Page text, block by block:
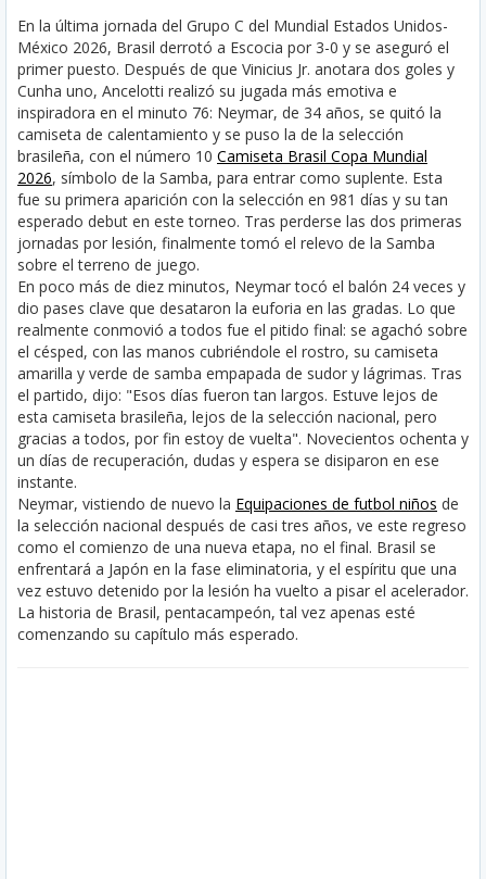
En la última jornada del Grupo C del Mundial Estados Unidos-
México 2026, Brasil derrotó a Escocia por 3-0 y se aseguró el
primer puesto. Después de que Vinicius Jr. anotara dos goles y
Cunha uno, Ancelotti realizó su jugada más emotiva e
inspiradora en el minuto 76: Neymar, de 34 años, se quitó la
camiseta de calentamiento y se puso la de la selección
brasileña, con el número 10 Camiseta Brasil Copa Mundial
2026, símbolo de la Samba, para entrar como suplente. Esta
fue su primera aparición con la selección en 981 días y su tan
esperado debut en este torneo. Tras perderse las dos primeras
jornadas por lesión, finalmente tomó el relevo de la Samba
sobre el terreno de juego.
En poco más de diez minutos, Neymar tocó el balón 24 veces y
dio pases clave que desataron la euforia en las gradas. Lo que
realmente conmovió a todos fue el pitido final: se agachó sobre
el césped, con las manos cubriéndole el rostro, su camiseta
amarilla y verde de samba empapada de sudor y lágrimas. Tras
el partido, dijo: "Esos días fueron tan largos. Estuve lejos de
esta camiseta brasileña, lejos de la selección nacional, pero
gracias a todos, por fin estoy de vuelta". Novecientos ochenta y
un días de recuperación, dudas y espera se disiparon en ese
instante.
Neymar, vistiendo de nuevo la Equipaciones de futbol niños de
la selección nacional después de casi tres años, ve este regreso
como el comienzo de una nueva etapa, no el final. Brasil se
enfrentará a Japón en la fase eliminatoria, y el espíritu que una
vez estuvo detenido por la lesión ha vuelto a pisar el acelerador.
La historia de Brasil, pentacampeón, tal vez apenas esté
comenzando su capítulo más esperado.